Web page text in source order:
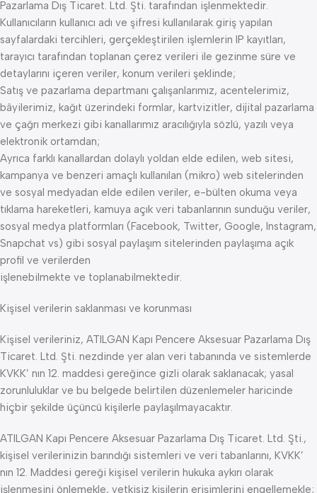
Pazarlama Dış Ticaret. Ltd. Şti. tarafından işlenmektedir.
Kullanıcıların kullanıcı adı ve şifresi kullanılarak giriş yapılan
sayfalardaki tercihleri, gerçekleştirilen işlemlerin IP kayıtları,
tarayıcı tarafından toplanan çerez verileri ile gezinme süre ve
detaylarını içeren veriler, konum verileri şeklinde;
Satış ve pazarlama departmanı çalışanlarımız, acentelerimiz,
bâyilerimiz, kağıt üzerindeki formlar, kartvizitler, dijital pazarlama
ve çağrı merkezi gibi kanallarımız aracılığıyla sözlü, yazılı veya
elektronik ortamdan;
Ayrıca farklı kanallardan dolaylı yoldan elde edilen, web sitesi,
kampanya ve benzeri amaçlı kullanılan (mikro) web sitelerinden
ve sosyal medyadan elde edilen veriler, e-bülten okuma veya
tıklama hareketleri, kamuya açık veri tabanlarının sunduğu veriler,
sosyal medya platformları (Facebook, Twitter, Google, Instagram,
Snapchat vs) gibi sosyal paylaşım sitelerinden paylaşıma açık
profil ve verilerden
işlenebilmekte ve toplanabilmektedir.
Kişisel verilerin saklanması ve korunması
Kişisel verileriniz, ATILGAN Kapı Pencere Aksesuar Pazarlama Dış
Ticaret. Ltd. Şti. nezdinde yer alan veri tabanında ve sistemlerde
KVKK’ nın 12. maddesi gereğince gizli olarak saklanacak; yasal
zorunluluklar ve bu belgede belirtilen düzenlemeler haricinde
hiçbir şekilde üçüncü kişilerle paylaşılmayacaktır.
ATILGAN Kapı Pencere Aksesuar Pazarlama Dış Ticaret. Ltd. Şti.,
kişisel verilerinizin barındığı sistemleri ve veri tabanlarını, KVKK’
nın 12. Maddesi gereği kişisel verilerin hukuka aykırı olarak
işlenmesini önlemekle, yetkisiz kişilerin erişimlerini engellemekle;